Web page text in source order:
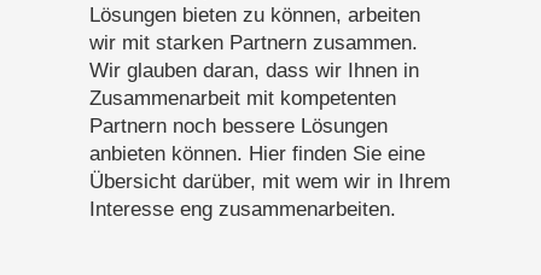
Lösungen bieten zu können, arbeiten
wir mit starken Partnern zusammen.
Wir glauben daran, dass wir Ihnen in
Zusammenarbeit mit kompetenten
Partnern noch bessere Lösungen
anbieten können. Hier finden Sie eine
Übersicht darüber, mit wem wir in Ihrem
Interesse eng zusammenarbeiten.